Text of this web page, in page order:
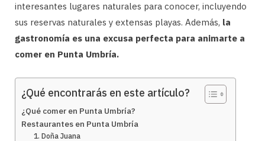
interesantes lugares naturales para conocer, incluyendo
sus reservas naturales y extensas playas. Además, la
gastronomía es una excusa perfecta para animarte a
comer en Punta Umbría.
¿Qué encontrarás en este artículo?
¿Qué comer en Punta Umbría?
Restaurantes en Punta Umbría
1. Doña Juana